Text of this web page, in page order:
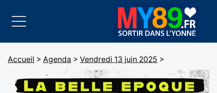
Accueil > Agenda > Vendredi 13 juin 2025 >